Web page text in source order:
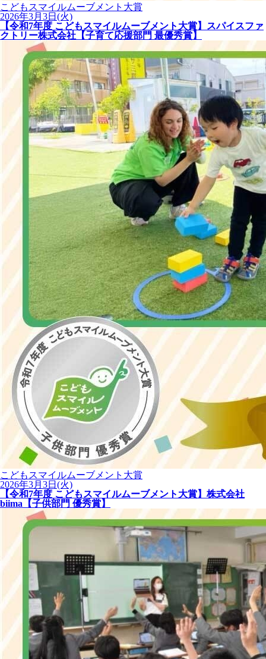
こどもスマイルムーブメント大賞
2026年3月3日(火)
【令和7年度 こどもスマイルムーブメント大賞】スパイスファ
クトリー株式会社【子育て応援部門 最優秀賞】
こどもスマイルムーブメント大賞
2026年3月3日(火)
【令和7年度 こどもスマイルムーブメント大賞】株式会社
biima【子供部門 優秀賞】